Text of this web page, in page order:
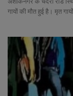
गायों की मौत हुई है। मृत